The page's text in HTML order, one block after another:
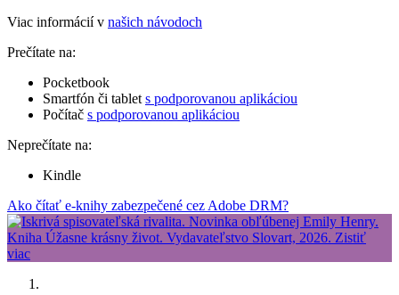
Viac informácií v našich návodoch
Prečítate na:
Pocketbook
Smartfón či tablet s podporovanou aplikáciou
Počítač s podporovanou aplikáciou
Neprečítate na:
Kindle
Ako čítať e-knihy zabezpečené cez Adobe DRM?